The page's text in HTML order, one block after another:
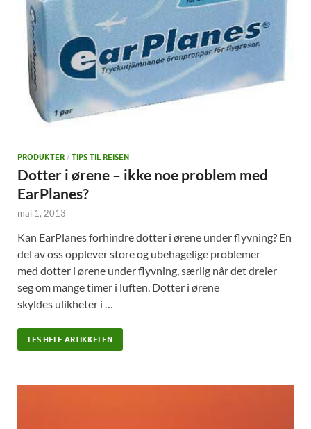
PRODUKTER / TIPS TIL REISEN
Dotter i ørene – ikke noe problem med
EarPlanes?
mai 1, 2013
Kan EarPlanes forhindre dotter i ørene under flyvning? En
del av oss opplever store og ubehagelige problemer
med dotter i ørene under flyvning, særlig når det dreier
seg om mange timer i luften. Dotter i ørene
skyldes ulikheter i …
LES HELE ARTIKKELEN